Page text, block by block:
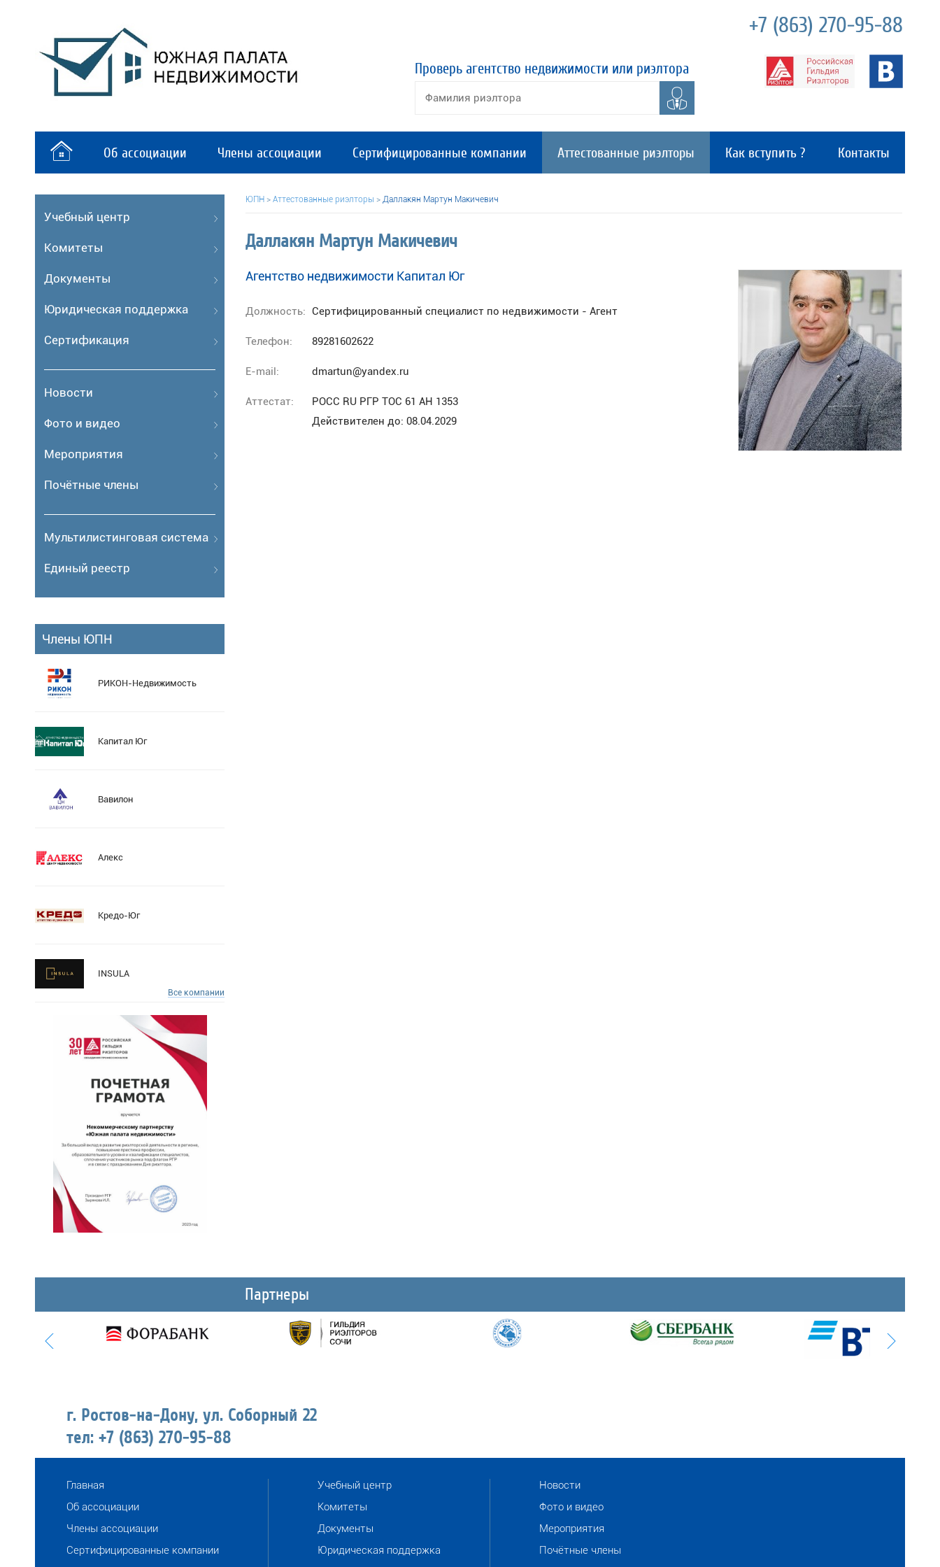
Проверь агентство недвижимости или риэлтора
+7 (863) 270-95-88
Об ассоциации Члены ассоциации Сертифицированные компании Аттестованные риэлторы Как вступить ? Контакты
Учебный центр
Комитеты
Документы
Юридическая поддержка
Сертификация
Новости
Фото и видео
Мероприятия
Почётные члены
Мультилистинговая система
Единый реестр
Члены ЮПН
РИКОН-Недвижимость
Капитал Юг
Вавилон
Алекс
Кредо-Юг
INSULA
Все компании
ЮПН > Аттестованные риэлторы > Даллакян Мартун Макичевич
Даллакян Мартун Макичевич
Агентство недвижимости Капитал Юг
Должность: Сертифицированный специалист по недвижимости - Агент
Телефон: 89281602622
E-mail: dmartun@yandex.ru
Аттестат:
РОСС RU РГР ТОС 61 АН 1353
Действителен до: 08.04.2029
Партнеры
г. Ростов-на-Дону, ул. Соборный 22
тел: +7 (863) 270-95-88
Главная
Об ассоциации
Члены ассоциации
Сертифицированные компании
Учебный центр
Комитеты
Документы
Юридическая поддержка
Новости
Фото и видео
Мероприятия
Почётные члены